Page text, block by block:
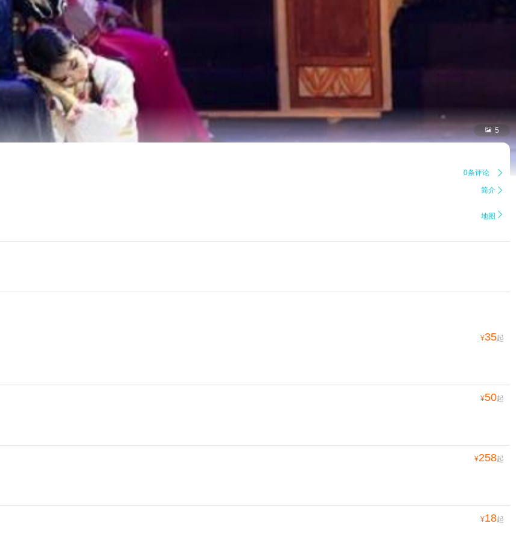
 5
0条评论 
简介 
地图 
¥35起
¥50起
¥258起
¥18起